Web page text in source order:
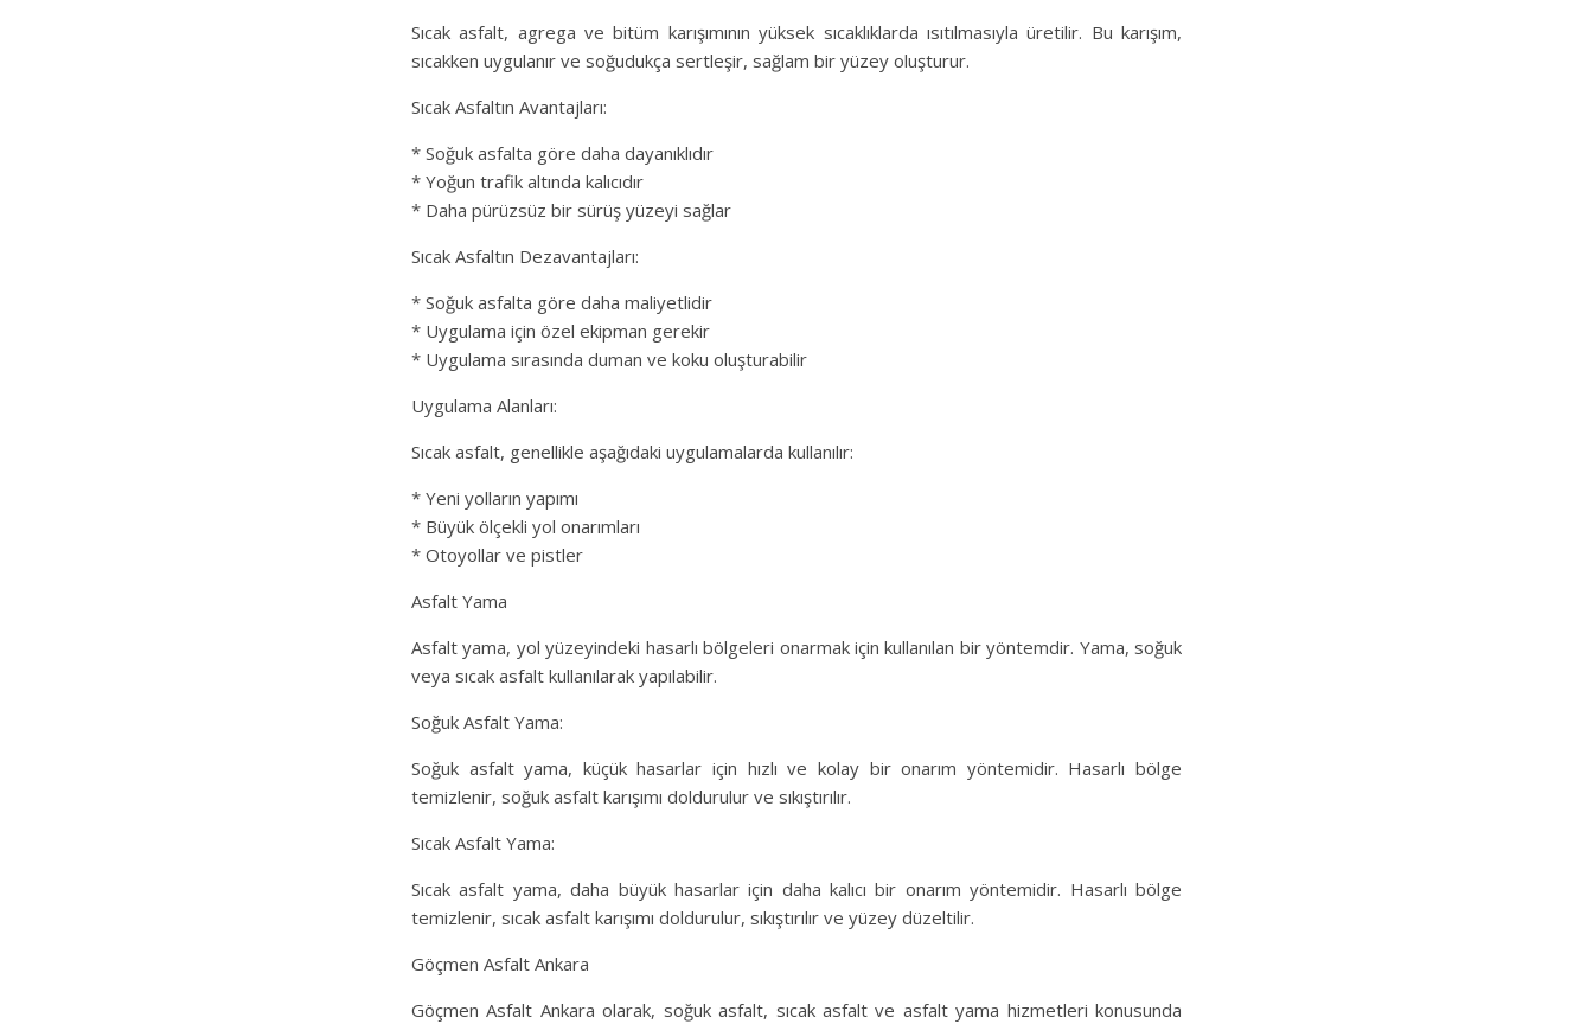
Sıcak asfalt, agrega ve bitüm karışımının yüksek sıcaklıklarda ısıtılmasıyla üretilir. Bu karışım,
sıcakken uygulanır ve soğudukça sertleşir, sağlam bir yüzey oluşturur.
Sıcak Asfaltın Avantajları:
* Soğuk asfalta göre daha dayanıklıdır
* Yoğun trafik altında kalıcıdır
* Daha pürüzsüz bir sürüş yüzeyi sağlar
Sıcak Asfaltın Dezavantajları:
* Soğuk asfalta göre daha maliyetlidir
* Uygulama için özel ekipman gerekir
* Uygulama sırasında duman ve koku oluşturabilir
Uygulama Alanları:
Sıcak asfalt, genellikle aşağıdaki uygulamalarda kullanılır:
* Yeni yolların yapımı
* Büyük ölçekli yol onarımları
* Otoyollar ve pistler
Asfalt Yama
Asfalt yama, yol yüzeyindeki hasarlı bölgeleri onarmak için kullanılan bir yöntemdir. Yama, soğuk
veya sıcak asfalt kullanılarak yapılabilir.
Soğuk Asfalt Yama:
Soğuk asfalt yama, küçük hasarlar için hızlı ve kolay bir onarım yöntemidir. Hasarlı bölge
temizlenir, soğuk asfalt karışımı doldurulur ve sıkıştırılır.
Sıcak Asfalt Yama:
Sıcak asfalt yama, daha büyük hasarlar için daha kalıcı bir onarım yöntemidir. Hasarlı bölge
temizlenir, sıcak asfalt karışımı doldurulur, sıkıştırılır ve yüzey düzeltilir.
Göçmen Asfalt Ankara
Göçmen Asfalt Ankara olarak, soğuk asfalt, sıcak asfalt ve asfalt yama hizmetleri konusunda